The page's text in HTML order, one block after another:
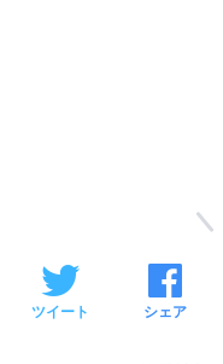
ツイート シェア